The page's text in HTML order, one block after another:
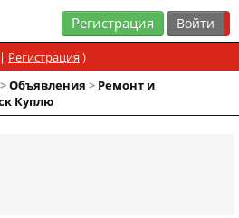
Регистрация
Регистрация )
>Объявления > Ремонт и
Куплю